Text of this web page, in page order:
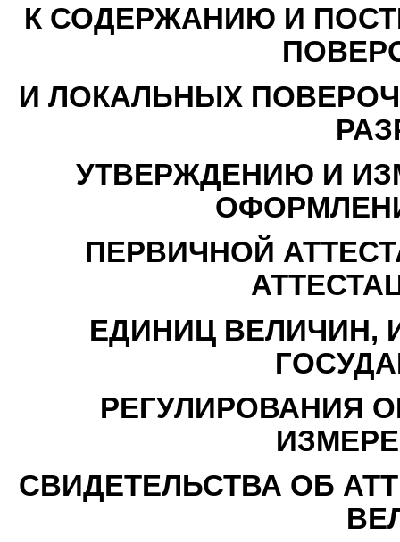
К СОДЕРЖАНИЮ И
И ЛОКАЛЬНЫХ
УТВЕРЖДЕНИЮ И
ПЕРВИЧНОЙ
ЕДИНИЦ ВЕЛИЧИН,
РЕГУЛИРОВАНИЯ
СВИДЕТЕЛЬСТВА ОБ